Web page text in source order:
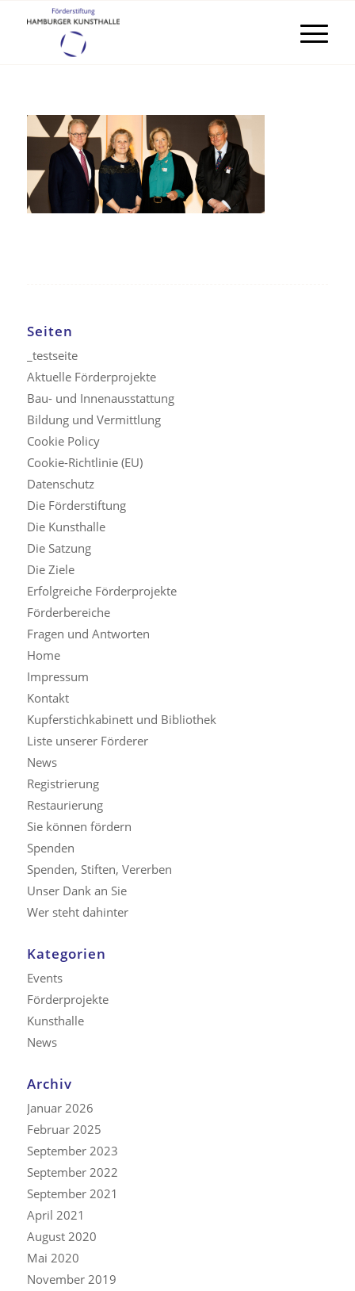
Seiten
_testseite
Aktuelle Förderprojekte
Bau- und Innenausstattung
Bildung und Vermittlung
Cookie Policy
Cookie-Richtlinie (EU)
Datenschutz
Die Förderstiftung
Die Kunsthalle
Die Satzung
Die Ziele
Erfolgreiche Förderprojekte
Förderbereiche
Fragen und Antworten
Home
Impressum
Kontakt
Kupferstichkabinett und Bibliothek
Liste unserer Förderer
News
Registrierung
Restaurierung
Sie können fördern
Spenden
Spenden, Stiften, Vererben
Unser Dank an Sie
Wer steht dahinter
Kategorien
Events
Förderprojekte
Kunsthalle
News
Archiv
Januar 2026
Februar 2025
September 2023
September 2022
September 2021
April 2021
August 2020
Mai 2020
November 2019